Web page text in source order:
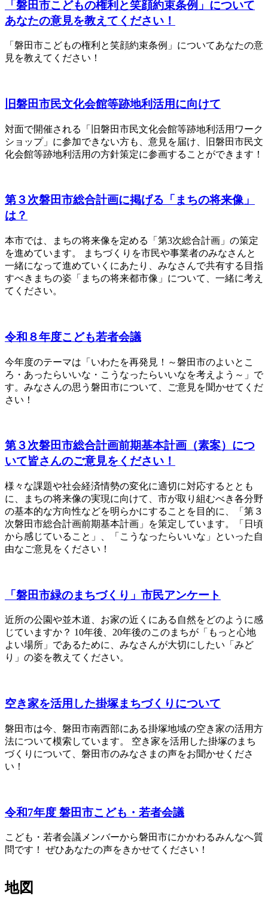
「磐田市こどもの権利と笑顔約束条例」について
あなたの意見を教えてください！
「磐田市こどもの権利と笑顔約束条例」についてあなたの意
見を教えてください！
旧磐田市民文化会館等跡地利活用に向けて
対面で開催される「旧磐田市民文化会館等跡地利活用ワーク
ショップ」に参加できない方も、意見を届け、旧磐田市民文
化会館等跡地利活用の方針策定に参画することができます！
第３次磐田市総合計画に掲げる「まちの将来像」
は？
本市では、まちの将来像を定める「第3次総合計画」の策定
を進めています。 まちづくりを市民や事業者のみなさんと
一緒になって進めていくにあたり、みなさんで共有する目指
すべきまちの姿「まちの将来都市像」について、一緒に考え
てください。
令和８年度こども若者会議
今年度のテーマは「いわたを再発見！～磐田市のよいとこ
ろ・あったらいいな・こうなったらいいなを考えよう～」で
す。みなさんの思う磐田市について、ご意見を聞かせてくだ
さい！
第３次磐田市総合計画前期基本計画（素案）につ
いて皆さんのご意見をください！
様々な課題や社会経済情勢の変化に適切に対応するととも
に、まちの将来像の実現に向けて、市が取り組むべき各分野
の基本的な方向性などを明らかにすることを目的に、「第３
次磐田市総合計画前期基本計画」を策定しています。「日頃
から感じていること」、「こうなったらいいな」といった自
由なご意見をください！
「磐田市緑のまちづくり」市民アンケート
近所の公園や並木道、お家の近くにある自然をどのように感
じていますか？ 10年後、20年後のこのまちが「もっと心地
よい場所」であるために、みなさんが大切にしたい「みど
り」の姿を教えてください。
空き家を活用した掛塚まちづくりについて
磐田市は今、磐田市南西部にある掛塚地域の空き家の活用方
法について模索しています。 空き家を活用した掛塚のまち
づくりについて、磐田市のみなさまの声をお聞かせくださ
い！
令和7年度 磐田市こども・若者会議
こども・若者会議メンバーから磐田市にかかわるみんなへ質
問です！ ぜひあなたの声をきかせてください！
地図